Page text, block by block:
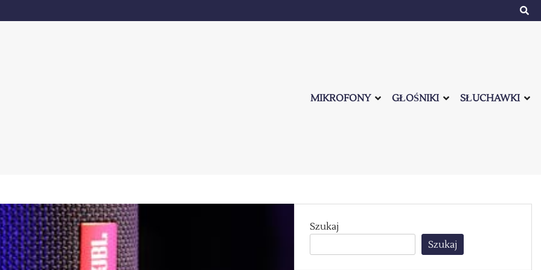
MIKROFONY GŁOŚNIKI SŁUCHAWKI
Szukaj
Szukaj